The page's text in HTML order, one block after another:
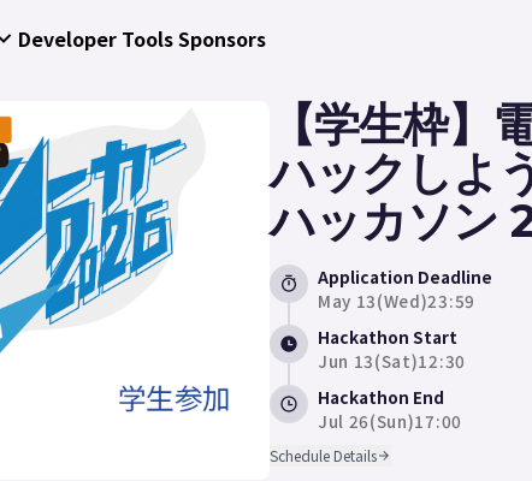
Developer ToolsSponsors
【学生枠】
ハックしよ
ハッカソン
Application Deadline
May 13(Wed)23:59
Hackathon Start
Jun 13(Sat)12:30
Hackathon End
Jul 26(Sun)17:00
Schedule Details